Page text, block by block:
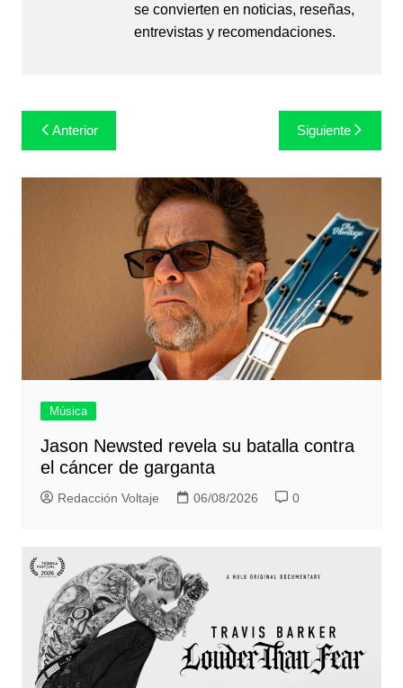
se convierten en noticias, reseñas,
entrevistas y recomendaciones.
Navegación
de
entradas
Anterior Siguiente
Música
Jason Newsted revela su batalla contra
el cáncer de garganta
Redacción Voltaje 06/08/2026 0